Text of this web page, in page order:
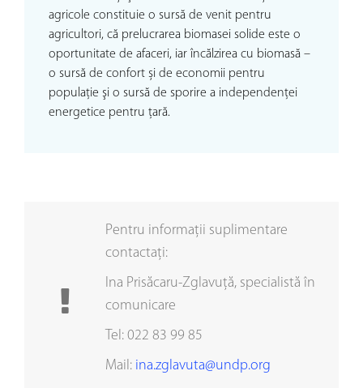
agricole constituie o sursă de venit pentru
agricultori, că prelucrarea biomasei solide este o
oportunitate de afaceri, iar încălzirea cu biomasă –
o sursă de confort și de economii pentru
populaţie şi o sursă de sporire a independenţei
energetice pentru ţară.
Pentru informaţii suplimentare
contactaţi:
Ina Prisăcaru-Zglavuţă, specialistă în
comunicare
Tel: 022 83 99 85
Mail: ina.zglavuta@undp.org